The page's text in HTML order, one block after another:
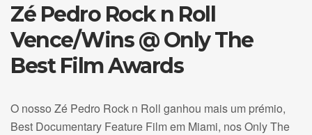
Zé Pedro Rock n Roll
Vence/Wins @ Only The
Best Film Awards
O nosso Zé Pedro Rock n Roll ganhou mais um prémio,
Best Documentary Feature Film em Miami, nos Only The